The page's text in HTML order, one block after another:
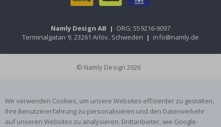
Namly Design AB | ORG: 559216-9097
Terminalgatan 9, 23261 Arlöv, Schweden | info@namly.de
© Namly Design 2026
Wir verwenden Cookies, um unsere Websites effizienter zu gestalten,
Ihre Benutzererfahrung zu personalisieren und den Datenverkehr
auf unseren Websites zu analysieren. Drittanbieter, wie Google-